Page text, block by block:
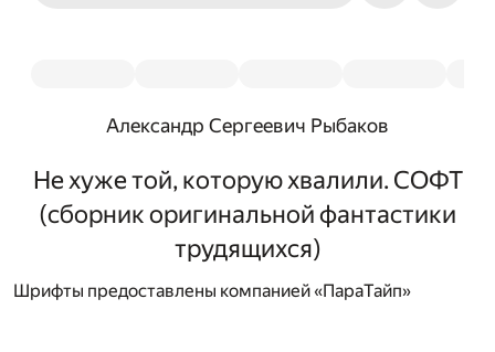
Александр Сергеевич Рыбаков
Не хуже той, которую хвалили. СОФТ
(сборник оригинальной фантастики
трудящихся)
Шрифты предоставлены компанией «ПараТайп»